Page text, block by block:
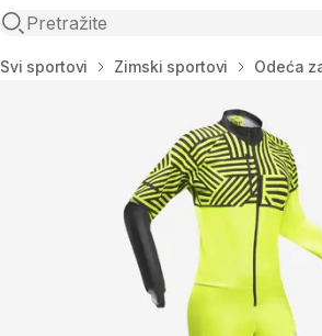
Open search
Početna stranica
Svi sportovi Zimski sportovi Odeća